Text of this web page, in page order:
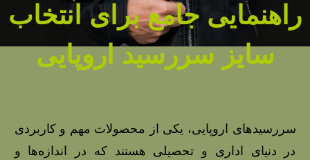
راهنمایی جامع برای انتخاب
سایز سررسید اروپایی
سررسیدهای اروپایی، یکی از محصولات مهم و کاربردی
در دنیای اداری و تحصیلی هستند که در اندازه‌ها و